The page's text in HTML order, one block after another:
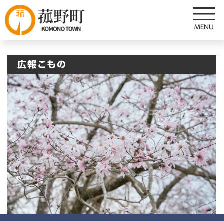
ー
ジ
先
で
す
広報こもの